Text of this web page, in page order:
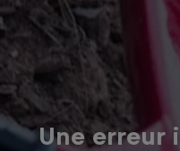
Une erreur